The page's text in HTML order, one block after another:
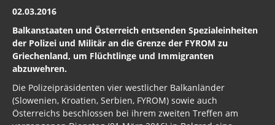
02.03.2016
Balkanstaaten und Österreich entsenden Spezialeinheiten
der Polizei und Militär an die Grenze der FYROM zu
Griechenland, um Flüchtlinge und Immigranten
abzuwehren.
Die Polizeipräsidenten vier westlicher Balkanländer
(Slowenien, Kroatien, Serbien, FYROM) sowie auch
Österreichs beschlossen bei ihrem zweiten Treffen am